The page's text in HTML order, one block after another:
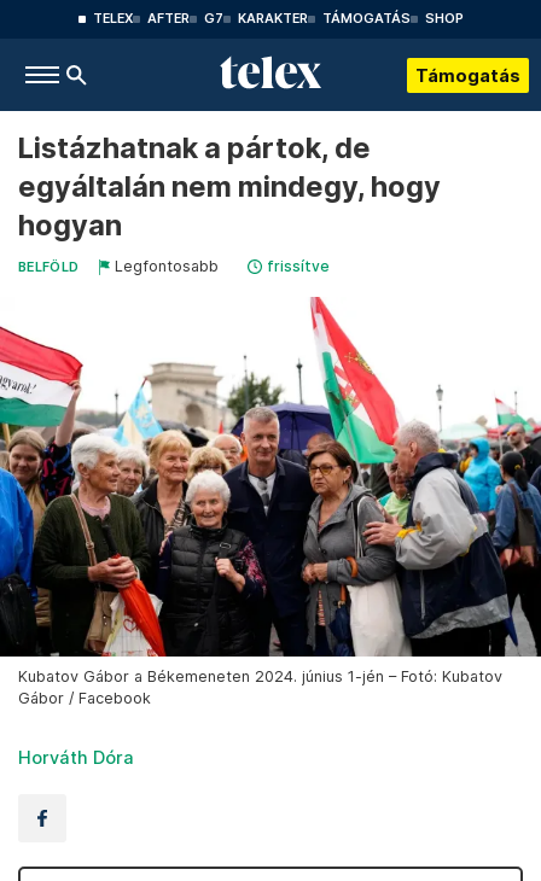
TELEX AFTER G7 KARAKTER TÁMOGATÁS SHOP
Támogatás
Listázhatnak a pártok, de
egyáltalán nem mindegy, hogy
hogyan
BELFÖLD Legfontosabb frissítve
Kubatov Gábor a Békemeneten 2024. június 1-jén – Fotó: Kubatov
Gábor / Facebook
Horváth Dóra